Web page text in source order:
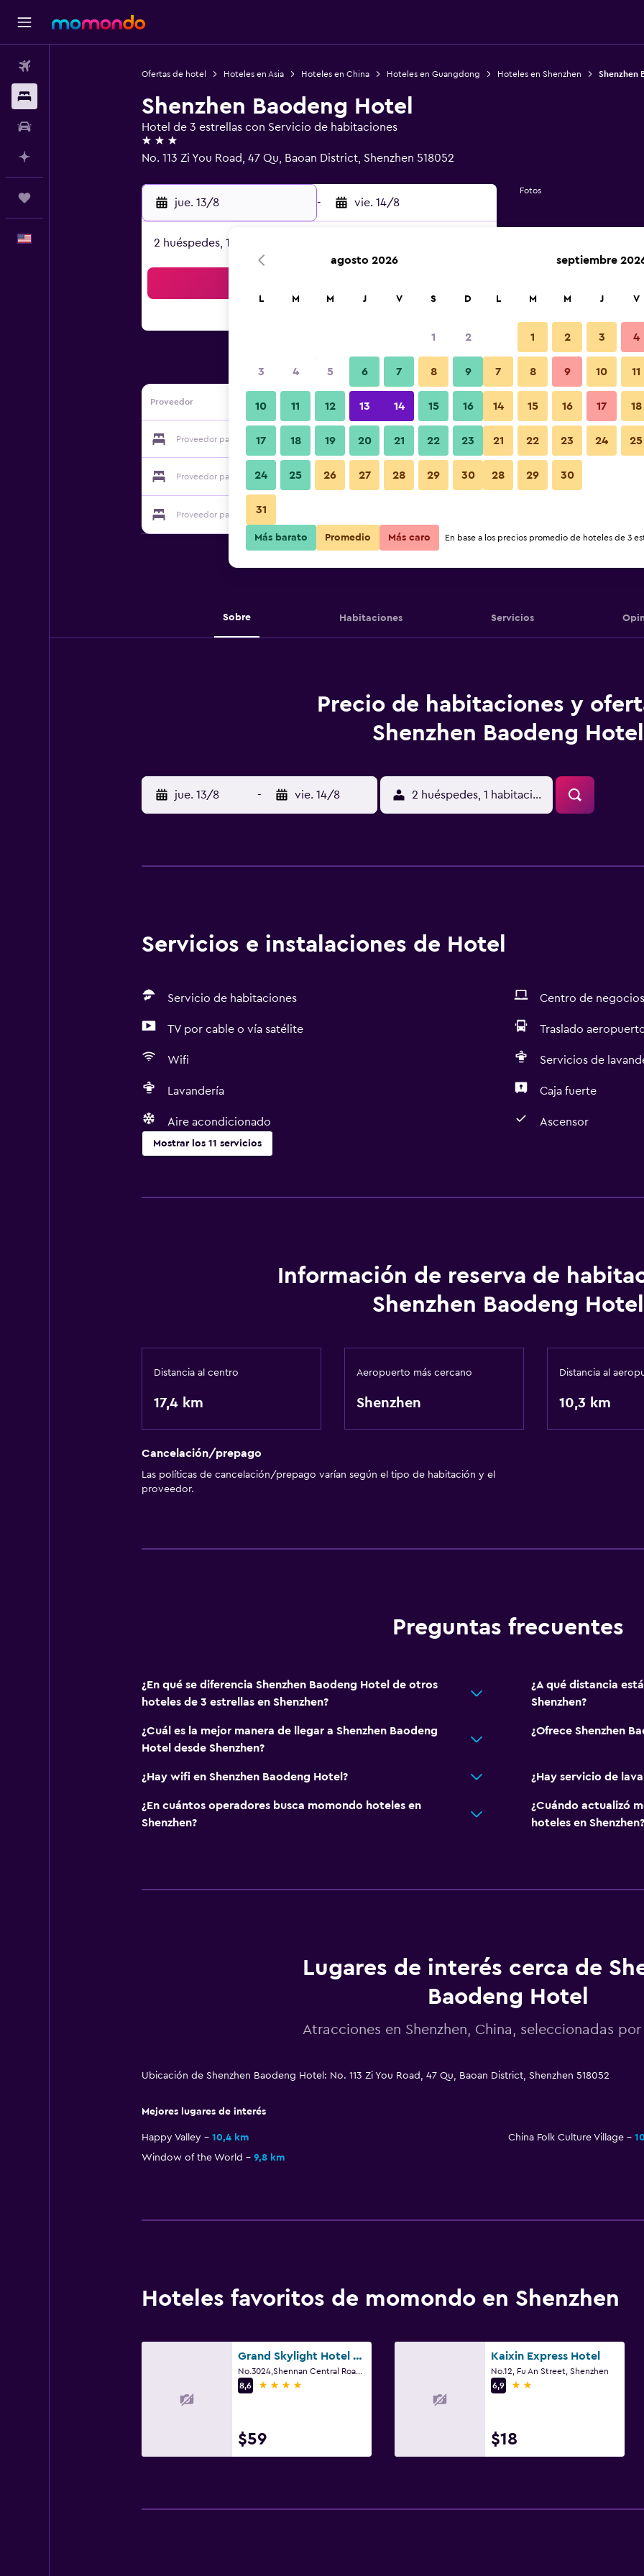
Ofertas de hotel Hoteles en Asia Hoteles en China Hoteles en Guangdong Hoteles en Shenzhen Shenzhen
Shenzhen Baodeng Hotel
Hotel de 3 estrellas con Servicio de habitaciones
3 estrellas
No. 113 Zi You Road, 47 Qu, Baoan District, Shenzhen 518052
jue. 13/8 - vie. 14/8
2 huéspedes, 1 habitación
Proveedor
Proveedor para Shenzhen Baodeng Hotel Ver precios
Proveedor para Shenzhen Baodeng Hotel Ver precios
Proveedor para Shenzhen Baodeng Hotel
Fotos
Sobre Habitaciones Servicios
Precio de habitaciones y
Shenzhen Baodeng Hotel
jue. 13/8 - vie. 14/8 2 huéspedes, 1 habitación
Servicios e instalaciones de Hotel
Servicio de habitaciones Centro de negocios
TV por cable o vía satélite Traslado
Wifi Servicios de
Lavandería Caja fuerte
Aire acondicionado Ascensor
Mostrar los 11 servicios
Lavandería
Servicio de habitaciones
Traslado aeropuerto
Sistema de entretenimiento
TV por cable o vía satélite
Accesibilidad y
Ascensor
General
Salud y seguridad
Información de reserva de
Shenzhen Baodeng Hotel
Distancia al centro
17,4 km
Aeropuerto más cercano
Shenzhen
Distancia al
10,3 km
Cancelación/prepago
Las políticas de cancelación/prepago varían según el tipo de habitación y el
proveedor.
Preguntas frecuentes
¿En qué se diferencia Shenzhen Baodeng Hotel de otros
hoteles de 3 estrellas en Shenzhen?
¿A qué distancia
Shenzhen?
¿Cuál es la mejor manera de llegar a Shenzhen Baodeng
Hotel desde Shenzhen?
¿Ofrece Shenzhen
¿Hay wifi en Shenzhen Baodeng Hotel? ¿Hay servicio de
¿En cuántos operadores busca momondo hoteles en
Shenzhen?
¿Cuándo actualizó
hoteles en Shenzhen?
Lugares de interés cerca de
Baodeng Hotel
Atracciones en Shenzhen, China, seleccionadas
Ubicación de Shenzhen Baodeng Hotel: No. 113 Zi You Road, 47 Qu, Baoan District, Shenzhen 518052
Mejores lugares de interés
Happy Valley 10,4 km China Folk Culture Village
Window of the World
9,8 km
Hoteles favoritos de momondo en Shenzhen
Grand Skylight Hotel Shenzhen Zhonghang
No.3024,Shennan Central Road, Shenzhen
8,6
4 estrellas
$59
Kaixin Express Hotel
No.12, Fu An Street, Shenzhen
6,9
2 estrellas
$18
agosto 2026
L M M J V S D
1 2
3 4 5 6 7 8 9
10 11 12 13 14 15 16
17 18 19 20 21 22 23
24 25 26 27 28 29 30
31
septiembre
L M M J V
1 2 3 4
7 8 9 10 11
14 15 16 17 18
21 22 23 24 25
28 29 30
Más barato Promedio Más caro En base a los precios promedio de hoteles de 3